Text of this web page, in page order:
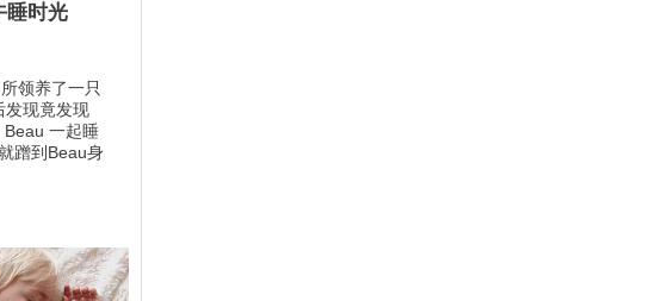
睡时光
领养了一只
发现竟发现
一起睡
蹭到Beau身